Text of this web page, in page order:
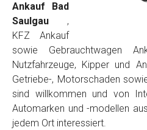
Ankauf Bad
Saulgau ,
KFZ Ankauf
sowie Gebrauchtwagen
Nutzfahrzeuge, Kipper und
Getriebe-, Motorschaden
sind willkommen und von
Automarken und -modellen
jedem Ort interessiert.